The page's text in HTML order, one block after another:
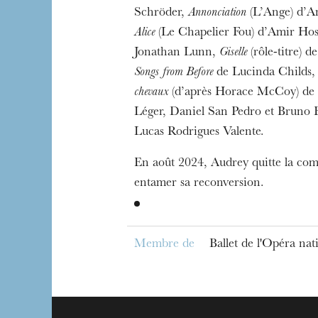
Schröder,Annonciation(L’Ange)
Alice(Le Chapelier Fou) d’Amir
Jonathan Lunn, Giselle(rôle-titre)
Songs from Beforede Lucinda Childs,
chevaux(d’après Horace McCoy)
Léger, Daniel San Pedro et Bruno
Lucas Rodrigues Valente.
En août 2024, Audrey quitte la
entamer sa reconversion.
Membre de Ballet de l'Opéra